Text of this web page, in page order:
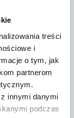
treści
i
o tym, jak
partnerom
innymi danymi
podczas